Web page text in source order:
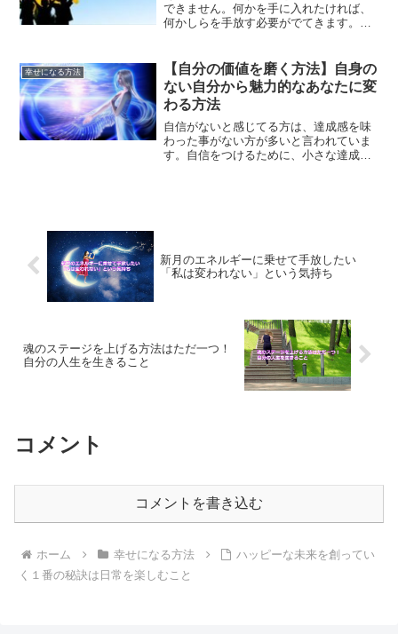
できません。何かを手に入れたければ、
何かしらを手放す必要がでてきます。手
幸せになる方法
【自分の価値を磨く方法】自身の
ない自分から魅力的なあなたに変
わる方法
自信がないと感じてる方は、達成感を味
わった事がない方が多いと言われていま
す。自信をつけるために、小さな達成を
新月のエネルギーに乗せて手放したい
「私は変われない」という気持ち
魂のステージを上げる方法はただ一つ！
自分の人生を生きること
コメント
コメントを書き込む
ホーム 幸せになる方法
ハッピーな未来を創ってい
く１番の秘訣は日常を楽しむこと